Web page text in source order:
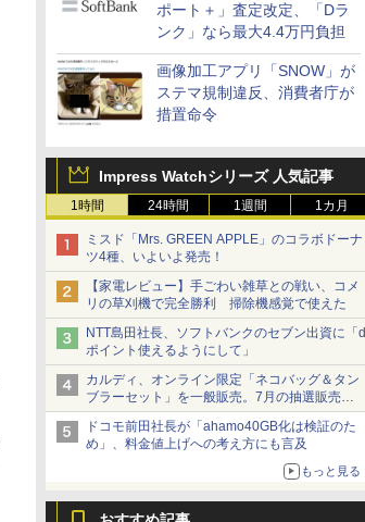
ポート＋」査定改定、「Dラ
ンク」なら最大4.4万円負担
画像加工アプリ「SNOW」が
ステマ規制違反、消費者庁が
措置命令
Impress Watchシリーズ 人気記事
1時間 24時間 1週間 1カ月
ミスド「Mrs. GREEN APPLE」のコラボドーナ
ツ4種、いよいよ発売！
【家電レビュー】手ごわい雑草との戦い、コメ
リの草刈機で完全勝利 掃除機感覚で使えた
NTT島田社長、ソフトバンクのセブン出資に「d
ポイント使えるようにして」
カルディ、オンライン限定「ネコバッグ＆タン
ブラーセット」を一般販売。7月の抽選販売の
当選無効分
ドコモ前田社長が「ahamo40GB化は検証のた
め」、料金値上げへの考え方にも言及
もっと見る